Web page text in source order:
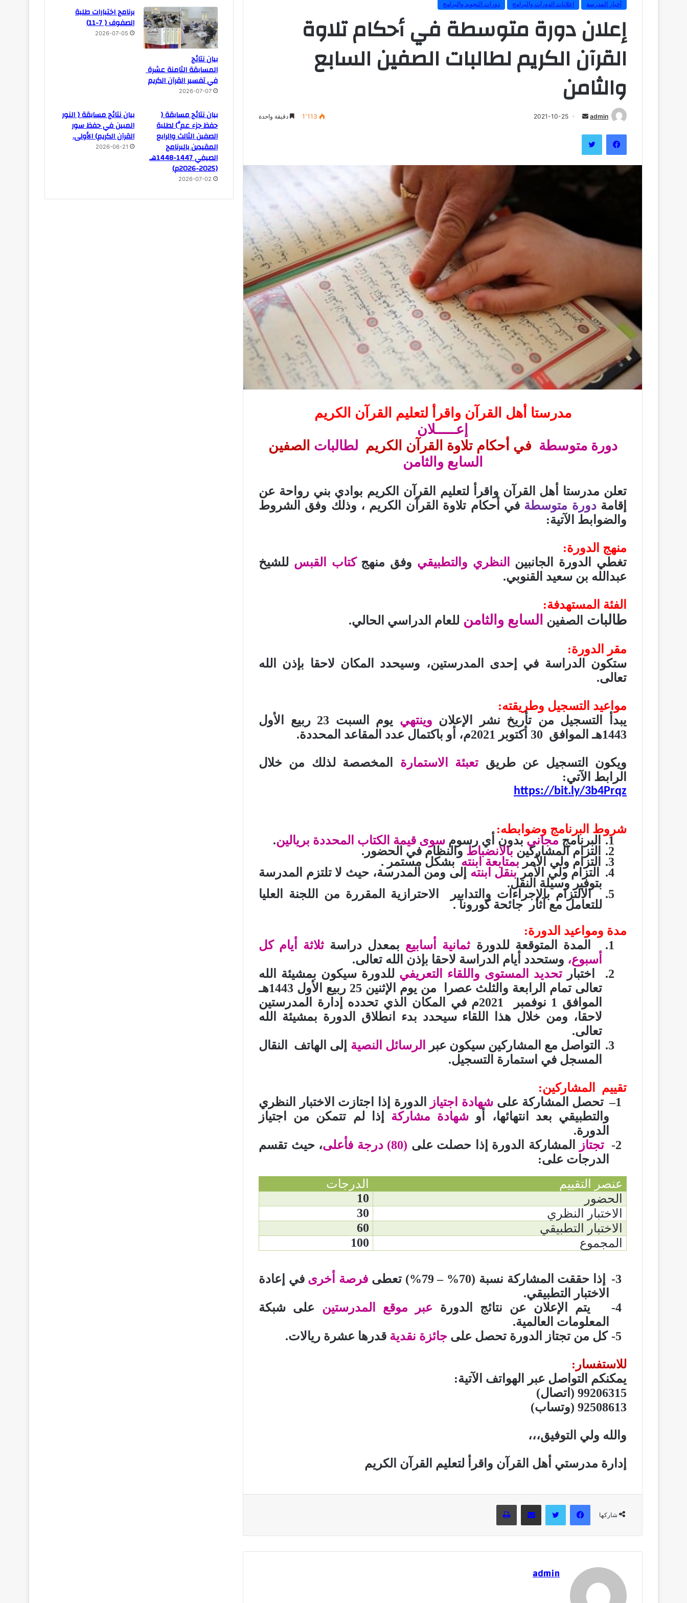
أخبار المدرسة إعلانات الدورات والبرامج دورات التجويد والبرامج
إعلان دورة متوسطة في أحكام تلاوة
القرآن الكريم لطالبات الصفين السابع
والثامن
admin
أرسل 2021-10-25 1٬113 دقيقة واحدة
فيسبوك تويتر
مدرستا أهل القرآن واقرأ لتعليم القرآن الكريم
إعـــــلان
دورة متوسطة في أحكام تلاوة القرآن الكريم لطالبات الصفين
السابع والثامن
تعلن مدرستا أهل القرآن واقرأ لتعليم القرآن الكريم بوادي بني رواحة عن
إقامةدورة متوسطةفي أحكام تلاوة القرآن الكريم ، وذلك وفق الشروط
والضوابط الآتية:
منهج الدورة:
تغطي الدورة الجانبين
النظري والتطبيقي وفق منهجكتاب القبس للشيخ
عبدالله بن سعيد القنوبي.
الفئة المستهدفة:
طالبات الصفين السابع والثامن للعام الدراسي الحالي.
مقر الدورة:
ستكون الدراسة في إحدى
المدرستين، وسيحدد المكان لاحقا بإذن الله
تعالى.
مواعيد التسجيل وطريقته:
يبدأ التسجيل من تأريخ نشر الإعلان وينتهي
يوم السبت 23 ربيع الأول
1443هـ الموافق 30 أكتوبر 2021م، أو باكتمال عدد المقاعد المحددة
.
ويكون التسجيل عن طريق تعبئة الاستمارة
المخصصة لذلك من خلال
الرابط الآتي:
https://bit.ly/3b4Prqz
شروط البرنامج وضوابطه:
1
. البرنامج مجانيبدون أي رسوم سوى قيمة الكتاب المحددة بريالين.
2.
التزام المشاركين بالانضباط والنظام في الحضور.
3.
التزام ولي الأمربمتابعة ابنتهبشكل مستمر .
4.
التزام ولي الأمربنقل ابنته
إلى ومن المدرسة، حيث لا تلتزم المدرسة
بتوفير وسيلة النقل.
5.
الالتزام بالإجراءات والتدابير الاحترازية المقررة من اللجنة العليا
للتعامل مع آثار جائحة كورونا.
مدة ومواعيد الدورة:
1
. المدة المتوقعة للدورة ثمانية أسابيع بمعدل دراسة ثلاثة أيام كل
أسبوع، وستحدد أيام الدراسة لاحقا بإذن الله تعالى.
2.
اختبار تحديد المستوى واللقاء التعريفي للدورة سيكون بمشيئة الله
تعالى تمام الرابعة والثلث عصرا من يوم الإثنين 25 ربيع الأول 1443هـ
الموافق 1 نوفمبر 2021م في المكان الذي تحدده إدارة المدرستين
لاحقا، ومن خلال هذا اللقاء سيحدد بدء انطلاق الدورة بمشيئة الله
تعالى.
3.
التواصل مع المشاركين سيكون عبر الرسائل النصية
إلى الهاتف النقال
المسجل في استمارة التسجيل.
تقييم المشاركين:
1
– تحصل المشاركة على شهادة اجتياز
الدورة إذا اجتازت الاختبار النظري
والتطبيقي بعد انتهائها، أو شهادة مشاركة
إذا لم تتمكن من اجتياز
الدورة.
2-
تجتاز المشاركة الدورة إذا حصلت على (80) درجة فأعلى
، حيث تقسم
الدرجات على:
عنصر التقييم
الدرجات
الحضور
10
الاختبار النظري
30
الاختبار التطبيقي
60
المجموع
100
3- إذا حققت المشاركة نسبة (70% – 79%) تعطى فرصة أخرىفي إعادة
الاختبار التطبيقي.
4-
يتم الإعلان عن نتائج الدورة عبر موقع المدرستين على شبكة
المعلومات العالمية.
5-
كل من تجتاز الدورة تحصل على جائزة نقدية قدرها عشرة ريالات.
للاستفسار :
يمكنكم التواصل عبر الهواتف الآتية:
99206315 (اتصال)
92508613 (وتساب)
والله ولي التوفيق،،،
إدارة مدرستي أهل القرآن واقرأ لتعليم القرآن الكريم
شاركها
فيسبوك تويتر مشاركة عبر البريد طباعة
admin
بيان نتائج
المسابقة الثامنة عشرة
في تفسير القرآن الكريم
2026-07-07
برنامج اختبارات طلبة
الصفوف ( 7-11)
2026-07-05
بيان نتائج مسابقة (
حفظ جزء عمَّ) لطلبة
الصفين الثالث والرابع
المقيدين بالبرنامج
الصيفي 1447-1448هـ
(2025-2026م)
2026-07-02
بيان نتائج مسابقة ( النور
المبين في حفظ سور
القرآن الكريم) الأولى.
2026-06-21